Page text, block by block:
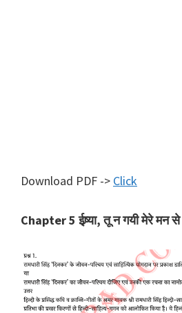
Download PDF -> Click
Chapter 5 ईष्र्या, तू न गयी मेरे मन से